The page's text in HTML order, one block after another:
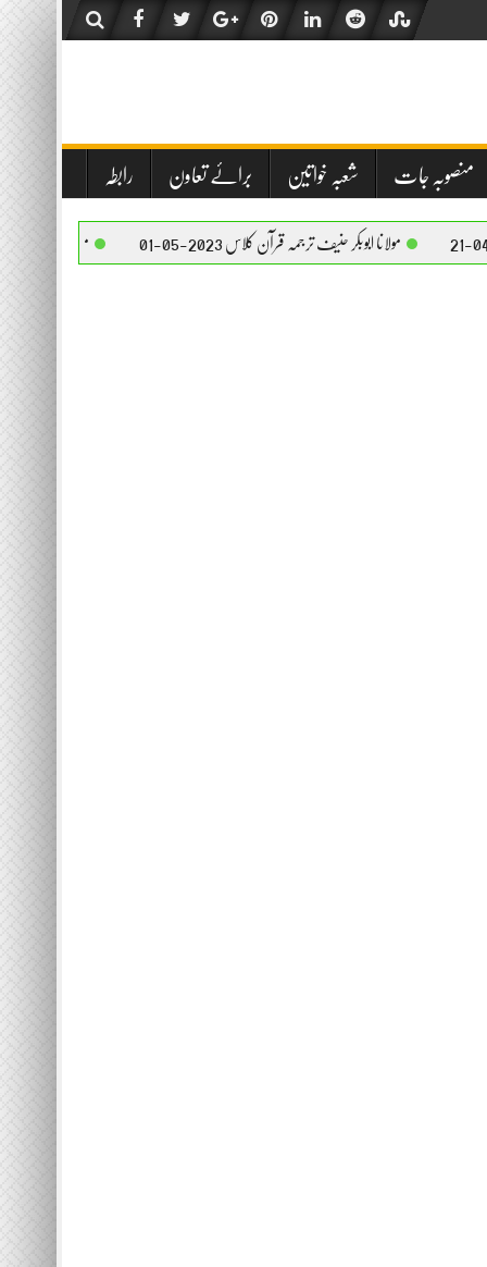
منصوبہ جات شعبہ خواتین برائے تعاون رابطہ
ابوبکر حنیف ترجمہ قرآن کلاس 2023-05-01 مولانا ابوبکر حنیف ترجمہ قرآن کلاس 2023-05-01